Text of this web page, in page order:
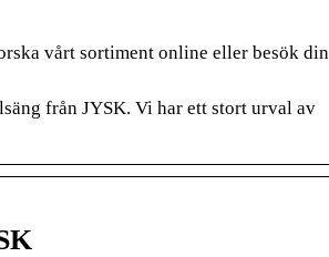
vårt sortiment online eller besök din
från JYSK. Vi har ett stort urval av